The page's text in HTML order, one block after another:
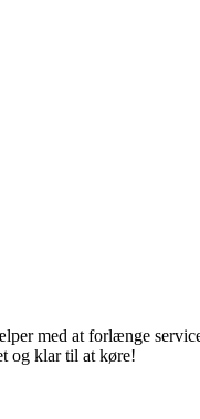
med at forlænge
og klar til at køre!